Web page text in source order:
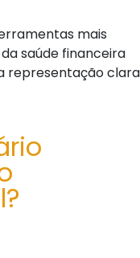
mais
saúde financeira
representação clara